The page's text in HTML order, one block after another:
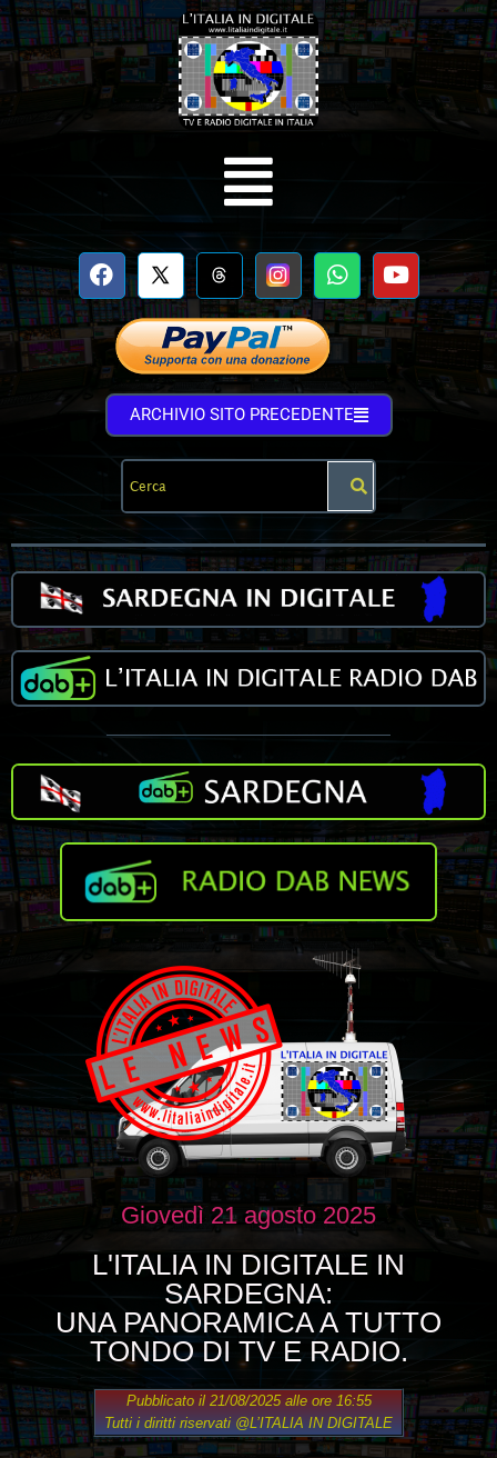
ARCHIVIO SITO PRECEDENTE
Giovedì 21 agosto 2025
L'ITALIA IN DIGITALE IN
SARDEGNA:
UNA PANORAMICA A TUTTO
TONDO DI TV E RADIO.
Pubblicato il 21/08/2025 alle ore 16:55
Tutti i diritti riservati @L’ITALIA IN DIGITALE